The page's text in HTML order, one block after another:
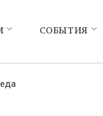
СОБЫТИЯ